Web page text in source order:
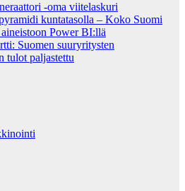
-oma viitelaskuri
kuntatasolla – Koko Suomi
Power BI:llä
Suomen suuryritysten
tulot paljastettu